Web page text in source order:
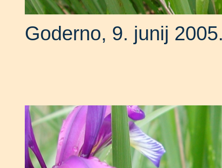
Goderno, 9. junij